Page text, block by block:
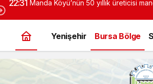
Cumhurbaşkanı Erdoğan duyurdu:
Yenişehir Bursa Bölge